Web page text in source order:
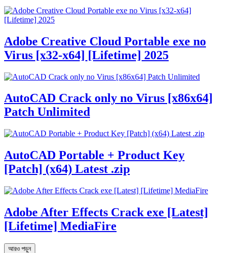
Adobe Creative Cloud Portable exe no
Virus [x32-x64] [Lifetime] 2025
AutoCAD Crack only no Virus [x86x64]
Patch Unlimited
AutoCAD Portable + Product Key
[Patch] (x64) Latest .zip
Adobe After Effects Crack exe [Latest]
[Lifetime] MediaFire
আরও পড়ুন